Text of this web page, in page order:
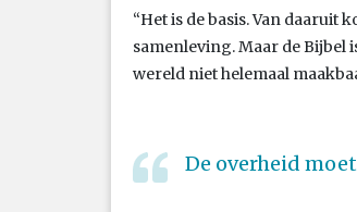
“Het is de basis. Van daaruit
samenleving. Maar de Bijbel
wereld niet helemaal
De overheid